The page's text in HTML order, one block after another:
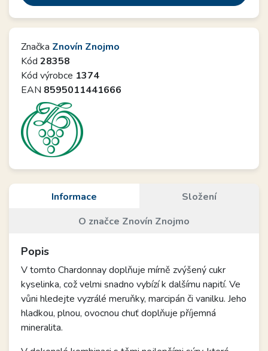
Značka Znovín Znojmo
Kód 28358
Kód výrobce 1374
EAN 8595011441666
Informace
Složení
O značce Znovín Znojmo
Popis
V tomto Chardonnay doplňuje mírně zvýšený cukr
kyselinka, což velmi snadno vybízí k dalšímu napití. Ve
vůni hledejte vyzrálé meruňky, marcipán či vanilku. Jeho
hladkou, plnou, ovocnou chuť doplňuje příjemná
mineralita.